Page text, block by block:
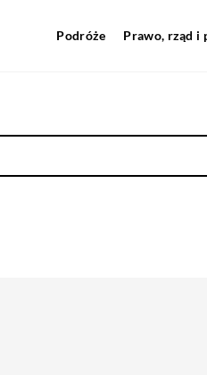
Podróże Prawo, rząd i